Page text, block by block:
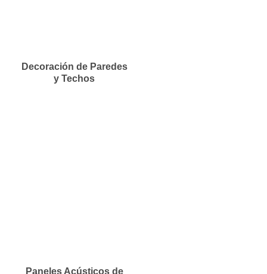
Decoración de Paredes
y Techos
Paneles Acústicos de